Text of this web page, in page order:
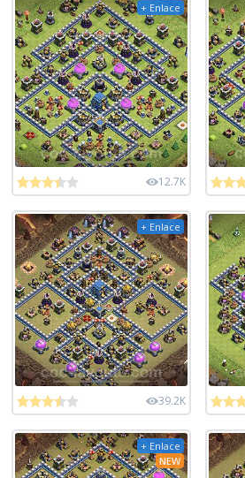
+ Enlace
12.7K
+ Enlace
39.2K
+ Enlace
NEW